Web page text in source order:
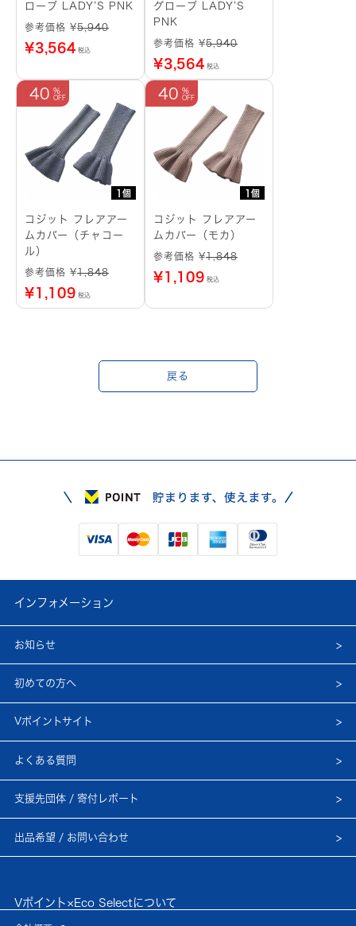
ローブ LADY’S PNK
参考価格 ¥5,940
¥3,564 税込
グローブ LADY’S
PNK
参考価格 ¥5,940
¥3,564 税込
1個
40
コジット フレアアー
ムカバー（チャコー
ル）
参考価格 ¥1,848
¥1,109 税込
1個
40
コジット フレアアー
ムカバー（モカ）
参考価格 ¥1,848
¥1,109 税込
戻る
インフォメーション
お知らせ
初めての方へ
Vポイントサイト
よくある質問
支援先団体 / 寄付レポート
出品希望 / お問い合わせ
Vポイント×Eco Selectについて